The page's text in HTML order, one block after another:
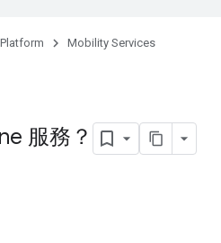
Mobility Services
服務？